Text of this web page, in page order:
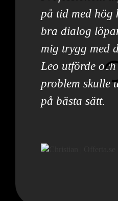
på tid med hög
bra dialog
mig trygg med
Leo utförde
problem skulle
på bästa sätt.